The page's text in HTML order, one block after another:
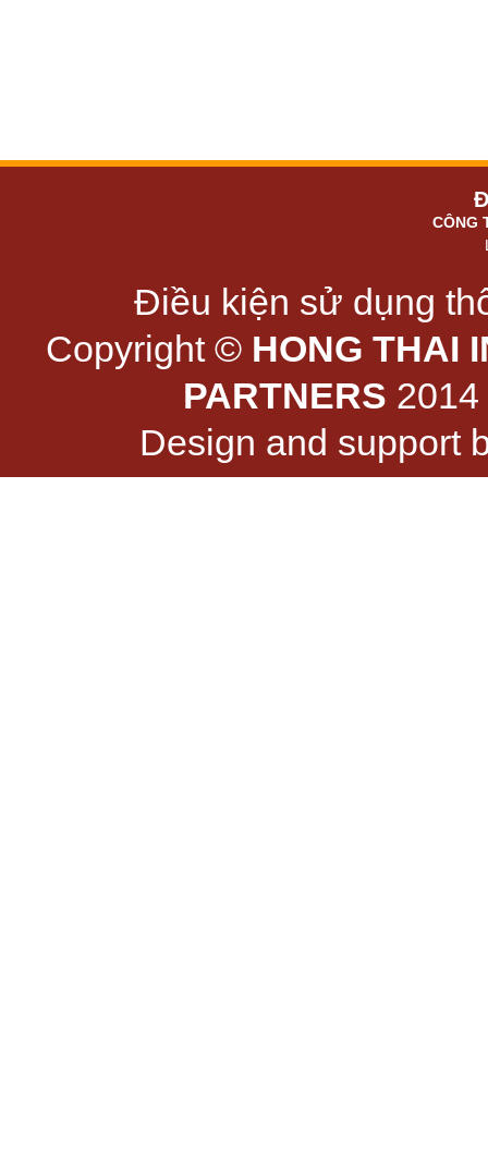
CÔNG
Điều kiện sử dụng
Copyright © HONG THAI
PARTNERS
Design and support